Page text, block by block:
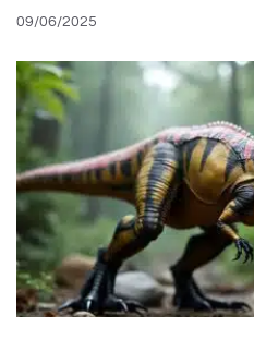
09/06/2025